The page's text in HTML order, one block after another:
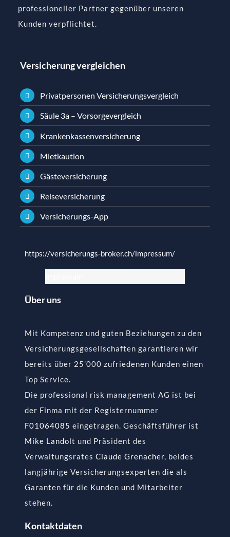
professioneller Partner gegenüber unseren
Kunden verpflichtet.
Versicherung vergleichen
Privatpersonen Versicherungsvergleich
Säule 3a – Vorsorgevergleich
Krankenkassenversicherung
Mietkaution
Gästeversicherung
Reiseversicherung
Versicherungs-App
https://versicherungs-broker.ch/impressum/
Über uns
Mit Kompetenz und guten Beziehungen zu den
Versicherungsgesellschaften garantieren wir
bereits über 25’000 zufriedenen Kunden einen
Top Service.
Die professional risk management AG ist bei
der Finma mit der Registernummer
F01064085 eingetragen. Geschäftsführer ist
Mike Landolt und Präsident des
Verwaltungsrates Claude Grenacher, beides
langjährige Versicherungsexperten die als
Garanten für die Kunden und Mitarbeiter
stehen.
Kontaktdaten